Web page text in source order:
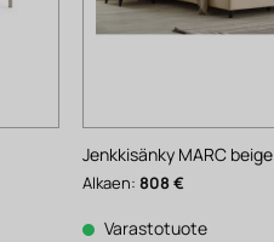
Jenkkisänky MARC beige
Alkaen:808€
Varastotuote